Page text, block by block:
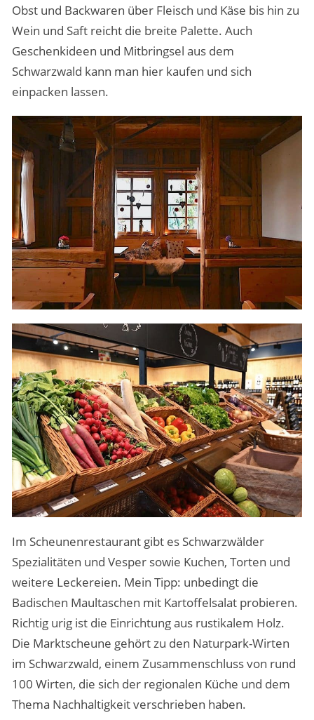
Obst und Backwaren über Fleisch und Käse bis hin zu
Wein und Saft reicht die breite Palette. Auch
Geschenkideen und Mitbringsel aus dem
Schwarzwald kann man hier kaufen und sich
einpacken lassen.
Im Scheunenrestaurant gibt es Schwarzwälder
Spezialitäten und Vesper sowie Kuchen, Torten und
weitere Leckereien. Mein Tipp: unbedingt die
Badischen Maultaschen mit Kartoffelsalat probieren.
Richtig urig ist die Einrichtung aus rustikalem Holz.
Die Marktscheune gehört zu den Naturpark-Wirten
im Schwarzwald, einem Zusammenschluss von rund
100 Wirten, die sich der regionalen Küche und dem
Thema Nachhaltigkeit verschrieben haben.